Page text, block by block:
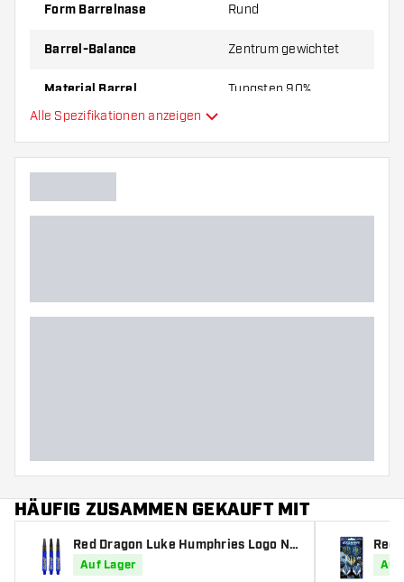
Form Barrelnase Rund
Barrel-Balance Zentrum gewichtet
Material Barrel Tungsten 90%
Dartspieler
Alle Spezifikationen anzeigen
HÄUFIG ZUSAMMEN GEKAUFT MIT
Red Dragon Luke Humphries Logo Nit
rotech - Dart Shafts
Auf Lager
Red
e
Auf